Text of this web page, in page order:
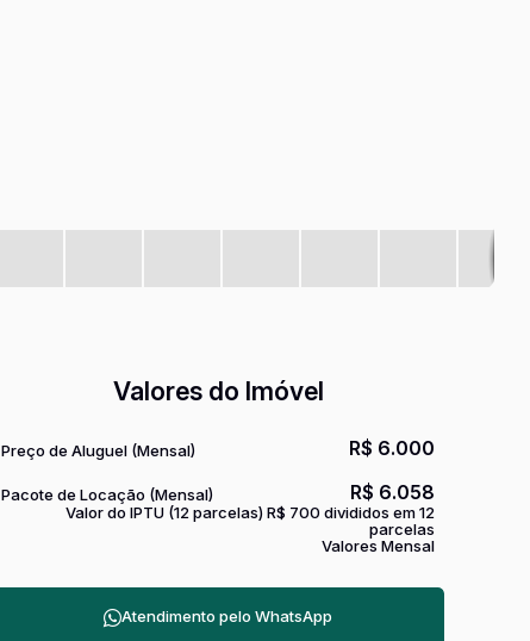
Valores do Imóvel
R$ 6.000
Preço de Aluguel (Mensal)
Valores Mensal
Valor do IPTU (12 parcelas)R$ 700 divididos em 12
parcelas
R$ 6.058
Pacote de Locação (Mensal)
Atendimento pelo WhatsApp